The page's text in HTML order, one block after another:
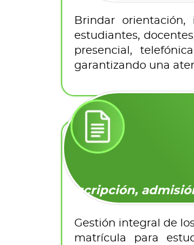
Brindar
estudiantes,
presencial,
garantizando una
Inscripción,
Gestión integral de
matrícula para